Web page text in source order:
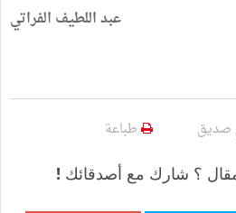
عبد اللطيف الفراتي
صديق طباعة
؟ شارك مع أصدقائك !